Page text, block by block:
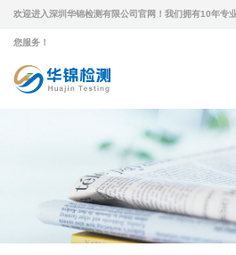
欢迎进入深圳华锦检测有限公司官网！我们拥有10年专
您服务！